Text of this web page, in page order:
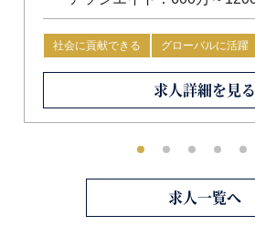
ンサルタント：1200万円～
社会に貢献できる グローバルに活躍
求人詳細を見る
求人一覧へ